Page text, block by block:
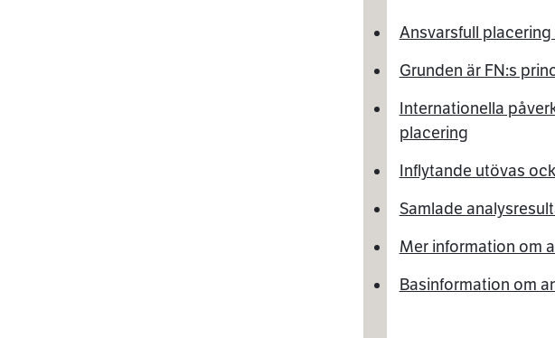
Ansvarsfull
Grunden är FN:s
Internationella
placering
Inflytande utövas
Samlade
Mer information om
Basinformation om